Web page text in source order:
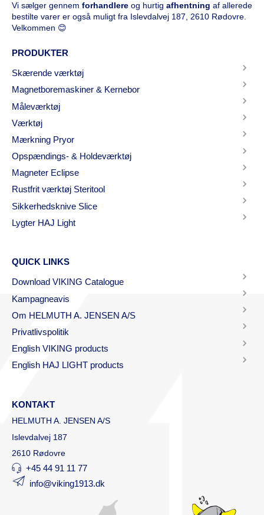
Vi sælger gennem forhandlere og hurtig afhentning af allerede
bestilte varer er også muligt fra Islevdalvej 187, 2610 Rødovre.
Velkommen 😊
PRODUKTER
Skærende værktøj
Magnetboremaskiner & Kernebor
Måleværktøj
Værktøj
Mærkning Pryor
Opspændings- & Holdeværktøj
Magneter Eclipse
Rustfrit værktøj Steritool
Sikkerhedsknive Slice
Lygter HAJ Light
QUICK LINKS
Download VIKING Catalogue
Kampagneavis
Om HELMUTH A. JENSEN A/S
Privatlivspolitik
English VIKING products
English HAJ LIGHT products
KONTAKT
HELMUTH A. JENSEN A/S
Islevdalvej 187
2610 Rødovre
+45 44 91 11 77
info@viking1913.dk